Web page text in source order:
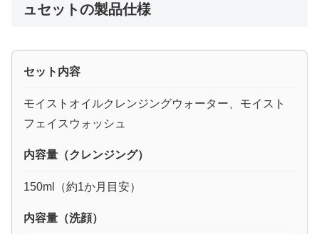
ュセットの製品仕様
セット内容
モイストオイルクレンジングウォーター、モイスト
フェイスウォッシュ
内容量（クレンジング）
150ml（約1か月目安）
内容量（洗顔）